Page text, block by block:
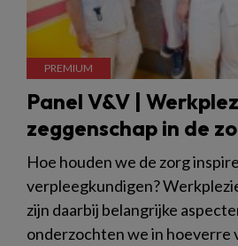
Panel V&V |
zeggenschap in de
Hoe houden we de zorg
verpleegkundigen?
zijn daarbij belangrijke
onderzochten we in hoeverre